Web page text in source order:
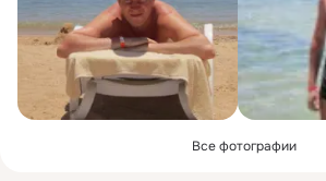
Все фотографии